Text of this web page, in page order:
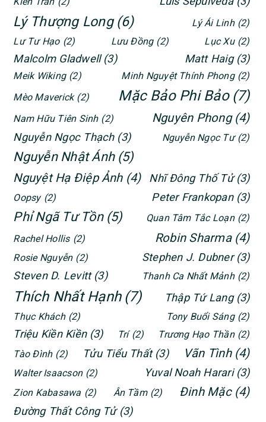
Lý Thượng Long (6) Lý Ái Linh (2)
Lư Tư Hạo (2) Lưu Đồng (2) Lục Xu (2)
Malcolm Gladwell (3) Matt Haig (3)
Meik Wiking (2) Minh Nguyệt Thính Phong (2)
Mèo Maverick (2) Mặc Bảo Phi Bảo (7)
Nam Hữu Tiên Sinh (2) Nguyên Phong (4)
Nguyễn Ngọc Thạch (3) Nguyễn Ngọc Tư (2)
Nguyễn Nhật Ánh (5)
Nguyệt Hạ Điệp Ảnh (4) Nhĩ Đông Thố Tử (3)
Oopsy (2) Peter Frankopan (3)
Phỉ Ngã Tư Tồn (5) Quan Tâm Tắc Loạn (2)
Rachel Hollis (2) Robin Sharma (4)
Rosie Nguyễn (2) Stephen J. Dubner (3)
Steven D. Levitt (3) Thanh Ca Nhất Mảnh (2)
Thích Nhất Hạnh (7) Thập Tứ Lang (3)
Thục Khách (2) Tony Buổi Sáng (2)
Triệu Kiền Kiền (3) Trí (2) Trương Hạo Thần (2)
Tào Đình (2) Tửu Tiểu Thất (3) Vãn Tình (4)
Walter Isaacson (2) Yuval Noah Harari (3)
Zion Kabasawa (2) Ân Tầm (2) Đinh Mặc (4)
Đường Thất Công Tử (3)